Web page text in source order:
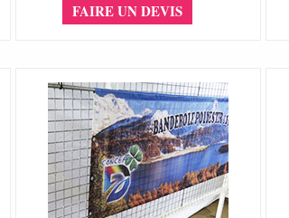
FAIRE UN DEVIS